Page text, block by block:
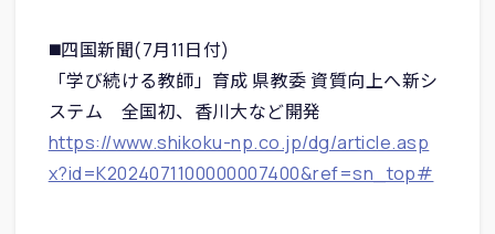
◼️四国新聞(7月11日付)
「学び続ける教師」育成 県教委 資質向上へ新シ
ステム 全国初、香川大など開発
https://www.shikoku-np.co.jp/dg/article.asp
x?id=K2024071100000007400&ref=sn_top#